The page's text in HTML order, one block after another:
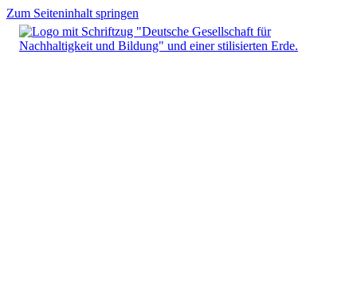
Zum Seiteninhalt springen